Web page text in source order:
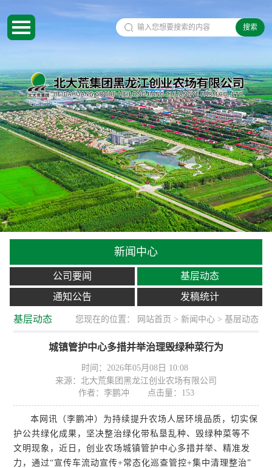
搜索
新闻中心
公司要闻
基层动态
通知公告
发稿统计
基层动态 您现在的位置： 网站首页 > 新闻中心 > 基层动态
城镇管护中心多措并举治理毁绿种菜行为
时间：2026年05月08日 10:08
来源：北大荒集团黑龙江创业农场有限公司
作者：李鹏冲
点击量： 153
本网讯（李鹏冲）为持续提升农场人居环境品质，切实保
护公共绿化成果，坚决整治绿化带私垦乱种、毁绿种菜等不
文明现象，近日，创业农场城镇管护中心多措并举、精准发
力，通过“宣传车流动宣传+常态化巡查管控+集中清理整治”